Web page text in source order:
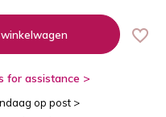
for assistance >
op post >